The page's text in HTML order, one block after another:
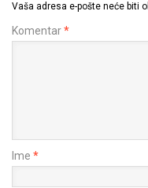
Vaša adresa e-pošte neće biti
Komentar*
Ime *